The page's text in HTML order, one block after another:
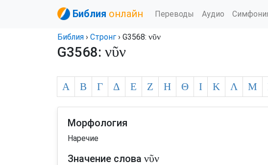
Библия онлайн Переводы Аудио
Библия › Стронг › G3568: νῦν
G3568: νῦν
Α Β Γ Δ Ε Ζ Η Θ Ι Κ Λ Μ
Морфология
Наречие
Значение слова νῦν